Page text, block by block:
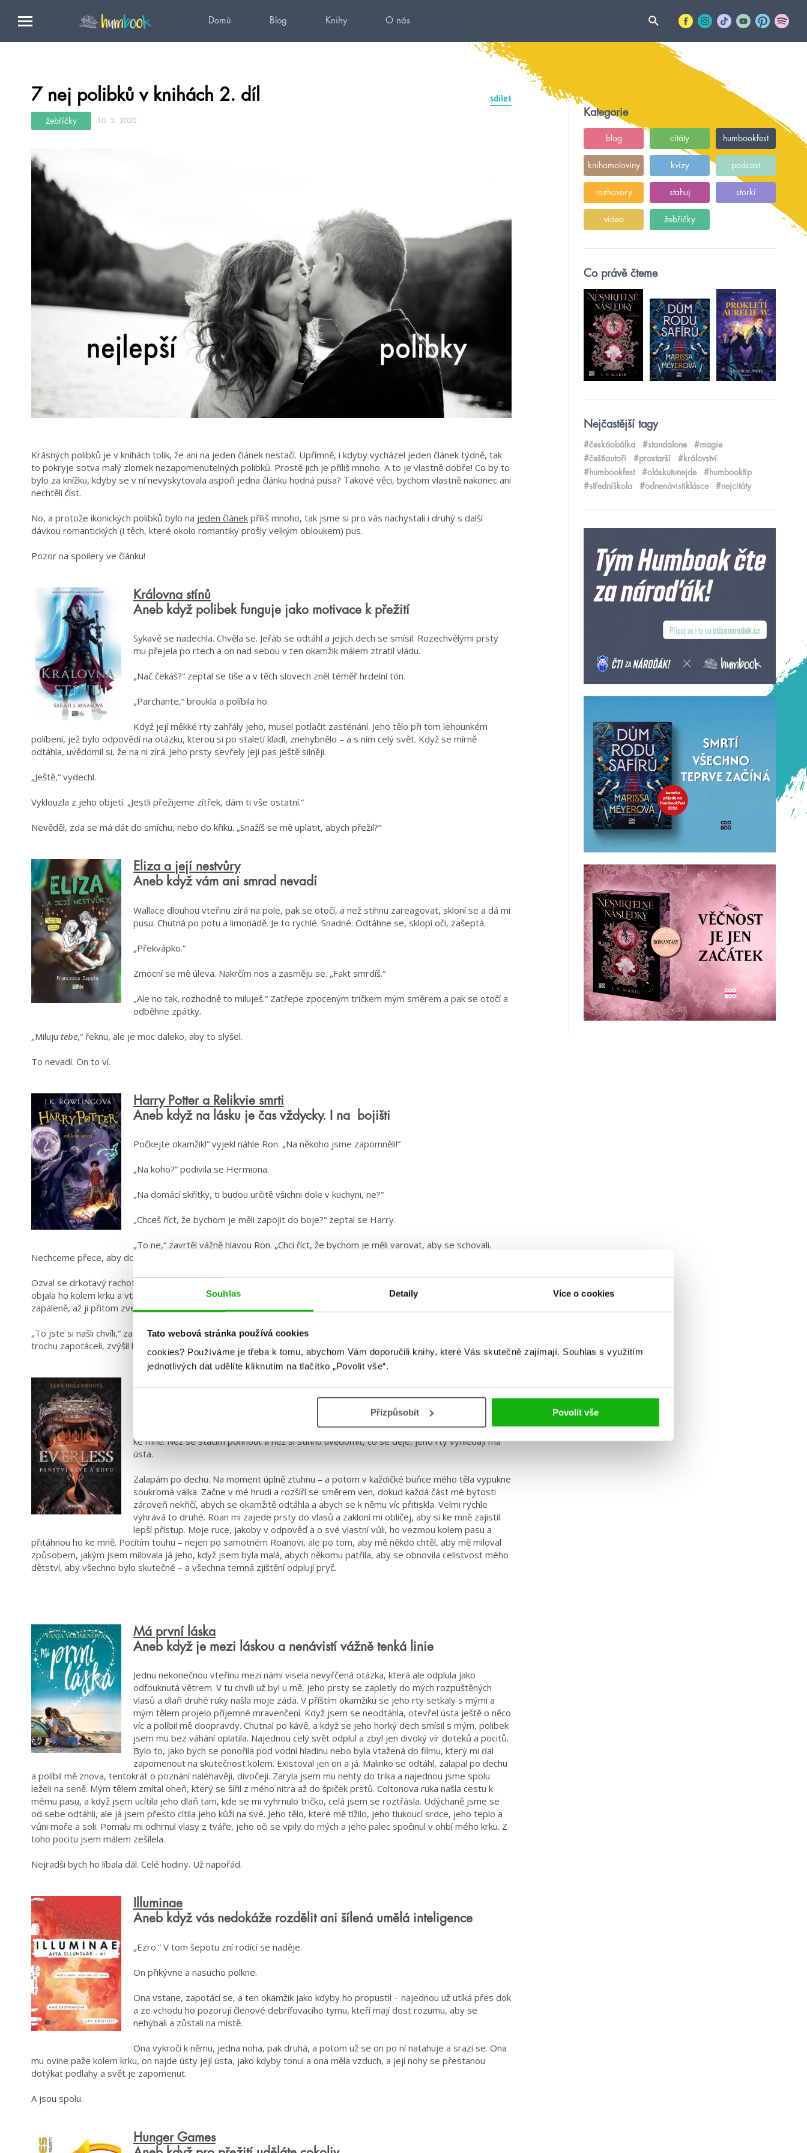
Souhlas Detaily Více o cookies
Tato webová stránka používá cookies
cookies? Používáme je třeba k tomu, abychom Vám doporučili knihy, které Vás skutečně zajímají. Souhlas s využitím
jednotlivých dat udělíte kliknutím na tlačítko „Povolit vše“.
Přizpůsobit Povolit vše
Domů Blog Knihy O nás
7 nej polibků v knihách 2. díl sdílet
žebříčky 10. 2. 2020
Krásných polibků je v knihách tolik, že ani na jeden článek nestačí. Upřímně, i kdyby vycházel jeden článek týdně, tak
to pokryje sotva malý zlomek nezapomenutelných polibků. Prostě jich je příliš mnoho. A to je vlastně dobře! Co by to
bylo za knížku, kdyby se v ní nevyskytovala aspoň jedna článku hodná pusa? Takové věci, bychom vlastně nakonec ani
nechtěli číst.
No, a protože ikonických polibků bylo na jeden článek příliš mnoho, tak jsme si pro vás nachystali i druhý s další
dávkou romantických (i těch, které okolo romantiky prošly velkým obloukem) pus.
Pozor na spoilery ve článku!
Královna stínů
Aneb když polibek funguje jako motivace k přežití
Sykavě se nadechla. Chvěla se. Jeřáb se odtáhl a jejich dech se smísil. Rozechvělými prsty
mu přejela po rtech a on nad sebou v ten okamžik málem ztratil vládu.
„Nač čekáš?“ zeptal se tiše a v těch slovech zněl téměř hrdelní tón.
„Parchante,“ broukla a políbila ho.
Když její měkké rty zahřály jeho, musel potlačit zasténání. Jeho tělo při tom lehounkém
políbení, jež bylo odpovědí na otázku, kterou si po staletí kladl, znehybnělo – a s ním celý svět. Když se mírně
odtáhla, uvědomil si, že na ni zírá. Jeho prsty sevřely její pas ještě silněji.
„Ještě,“ vydechl.
Vyklouzla z jeho objetí. „Jestli přežijeme zítřek, dám ti vše ostatní.“
Nevěděl, zda se má dát do smíchu, nebo do křiku. „Snažíš se mě uplatit, abych přežil?“
Eliza a její nestvůry
Aneb když vám ani smrad nevadí
Wallace dlouhou vteřinu zírá na pole, pak se otočí, a než stihnu zareagovat, skloní se a dá mi
pusu. Chutná po potu a limonádě. Je to rychlé. Snadné. Odtáhne se, sklopí oči, zašeptá.
„Překvápko.“
Zmocní se mě úleva. Nakrčím nos a zasměju se. „Fakt smrdíš.“
„Ale no tak, rozhodně to miluješ.“ Zatřepe zpoceným tričkem mým směrem a pak se otočí a
odběhne zpátky.
„Miluju tebe,“ řeknu, ale je moc daleko, aby to slyšel.
To nevadí. On to ví.
Harry Potter a Relikvie smrti
Aneb když na lásku je čas vždycky. I na bojišti
Počkejte okamžik!“ vyjekl náhle Ron. „Na někoho jsme zapomněli!“
„Na koho?“ podivila se Hermiona.
„Na domácí skřítky, ti budou určitě všichni dole v kuchyni, ne?“
„Chceš říct, že bychom je měli zapojit do boje?“ zeptal se Harry.
„To ne,“ zavrtěl vážně hlavou Ron. „Chci říct, že bychom je měli varovat, aby se schovali.
Nechceme přece, aby dopadli jako Dobby. A nemůžeme jim nařizovat, aby za nás umírali…“
Ozval se drkotavý rachot – Hermioně se vysypaly z náruče na podlahu všechny baziliščí zuby. Rozběhla se k Ronovi,
objala ho kolem krku a vtiskla mu vášnivý polibek. Ron odhodil zuby i koště, které držel, a opětoval její políbení tak
zapáleně, až ji přitom zvedl do vzduchu.
„To jste si našli chvíli,“ zamumlal rozpačitě Harry, a když se k sobě Ron s Hermionou přitiskli ještě pevněji, až se
trochu zapotáceli, zvýšil hlas: „Hej! Tady kolem se válčí!“
Aneb když vám polibek stojí za všechen čas v životě
Ukáže se však, že na mně nezáleží, protože Roan už se rozhodl. Skloní se dolů a přitiskne se
ke mně. Než se stačím pohnout a než si stihnu uvědomit, co se děje, jeho rty vyhledají má
ústa.
Zalapám po dechu. Na moment úplně ztuhnu – a potom v každičké buňce mého těla vypukne
soukromá válka. Začne v mé hrudi a rozšíří se směrem ven, dokud každá část mé bytosti
zároveň nekřičí, abych se okamžitě odtáhla a abych se k němu víc přitiskla. Velmi rychle
vyhrává to druhé. Roan mi zajede prsty do vlasů a zakloní mi obličej, aby si ke mně zajistil
lepší přístup. Moje ruce, jakoby v odpověď a o své vlastní vůli, ho vezmou kolem pasu a
přitáhnou ho ke mně. Pocítím touhu – nejen po samotném Roanovi, ale po tom, aby mě někdo chtěl, aby mě miloval
způsobem, jakým jsem milovala já jeho, když jsem byla malá, abych někomu patřila, aby se obnovila celistvost mého
dětství, aby všechno bylo skutečné – a všechna temná zjištění odplují pryč.
Má první láska
Aneb když je mezi láskou a nenávistí vážně tenká linie
Jednu nekonečnou vteřinu mezi námi visela nevyřčená otázka, která ale odplula jako
odfouknutá větrem. V tu chvíli už byl u mě, jeho prsty se zapletly do mých rozpuštěných
vlasů a dlaň druhé ruky našla moje záda. V příštím okamžiku se jeho rty setkaly s mými a
mým tělem projelo příjemné mravenčení. Když jsem se neodtáhla, otevřel ústa ještě o něco
víc a políbil mě doopravdy. Chutnal po kávě, a když se jeho horký dech smísil s mým, polibek
jsem mu bez váhání oplatila. Najednou celý svět odplul a zbyl jen divoký vír doteků a pocitů.
Bylo to, jako bych se ponořila pod vodní hladinu nebo byla vtažená do filmu, který mi dal
zapomenout na skutečnost kolem. Existoval jen on a já. Malinko se odtáhl, zalapal po dechu
a políbil mě znova, tentokrát o poznání naléhavěji, divočeji. Zaryla jsem mu nehty do trika a najednou jsme spolu
leželi na seně. Mým tělem zmítal oheň, který se šířil z mého nitra až do špiček prstů. Coltonova ruka našla cestu k
mému pasu, a když jsem ucítila jeho dlaň tam, kde se mi vyhrnulo tričko, celá jsem se roztřásla. Udýchaně jsme se
od sebe odtáhli, ale já jsem přesto cítila jeho kůži na své. Jeho tělo, které mě tížilo, jeho tlukoucí srdce, jeho teplo a
vůni moře a soli. Pomalu mi odhrnul vlasy z tváře, jeho oči se vpily do mých a jeho palec spočinul v ohbí mého krku. Z
toho pocitu jsem málem zešílela.
Nejradši bych ho líbala dál. Celé hodiny. Už napořád.
Illuminae
Aneb když vás nedokáže rozdělit ani šílená umělá inteligence
„Ezro.“ V tom šepotu zní rodící se naděje.
On přikývne a nasucho polkne.
Ona vstane, zapotácí se, a ten okamžik jako kdyby ho propustil – najednou už utíká přes dok
a ze vchodu ho pozorují členové debrífovacího tymu, kteří mají dost rozumu, aby se
nehýbali a zůstali na místě.
Ona vykročí k němu, jedna noha, pak druhá, a potom už se on po ní natahuje a srazí se. Ona
mu ovine paže kolem krku, on najde ústy její ústa, jako kdyby tonul a ona měla vzduch, a její nohy se přestanou
dotýkat podlahy a svět je zapomenut.
A jsou spolu.
Hunger Games
Kategorie
blog citáty humbookfest
knihomoloviny kvízy podcast
rozhovory stahuj storki
videa žebříčky
Co právě čteme
Nejčastější tagy
#českáobálka #standalone
#magie
#češtíautoři
#prostarší
#království
#humbookfest
#oláskutunejde
#humbooktip
#středníškola
#odnenávistiklásce #nejcitáty